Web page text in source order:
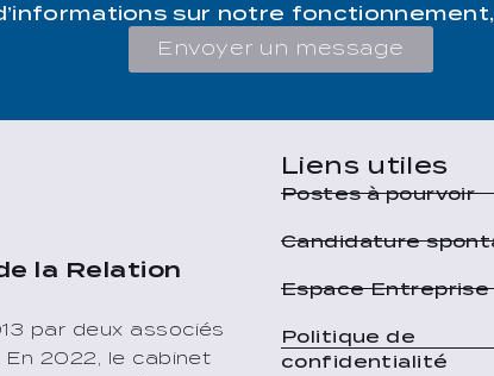
sur notre
Envoyer un message
la Relation
par deux associés
En 2022, le cabinet
Liens utiles
Postes à pourvoir
Candidature
Espace Entreprise
Politique de
confidentialité